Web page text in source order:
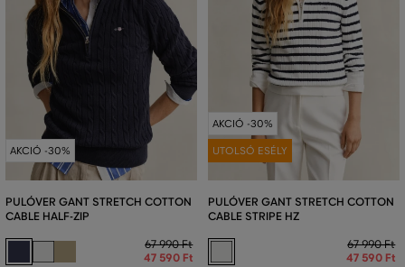
AKCIÓ -30%
PULÓVER GANT STRETCH COTTON
CABLE HALF-ZIP
67 990 Ft
47 590 Ft
AKCIÓ -30%
UTOLSÓ ESÉLY
PULÓVER GANT STRETCH COTTON
CABLE STRIPE HZ
67 990 Ft
47 590 Ft